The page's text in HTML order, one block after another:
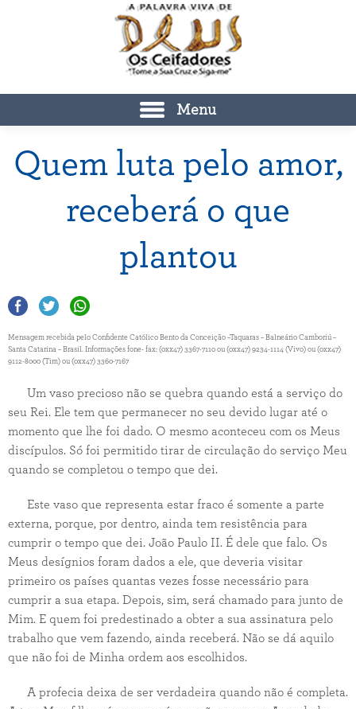
Menu
Quem luta pelo amor,
receberá o que
plantou
Mensagem recebida pelo Confidente Católico Bento da Conceição –Taquaras – Balneário Camboriú –
Santa Catarina – Brasil. Informações fone- fax: (0xx47) 3367-7110 ou (0xx47) 9234-1114 (Vivo) ou (0xx47)
9112-8000 (Tim) ou (0xx47) 3360-7167
Um vaso precioso não se quebra quando está a serviço do
seu Rei. Ele tem que permanecer no seu devido lugar até o
momento que lhe foi dado. O mesmo aconteceu com os Meus
discípulos. Só foi permitido tirar de circulação do serviço Meu
quando se completou o tempo que dei.
Este vaso que representa estar fraco é somente a parte
externa, porque, por dentro, ainda tem resistência para
cumprir o tempo que dei. João Paulo II. É dele que falo. Os
Meus desígnios foram dados a ele, que deveria visitar
primeiro os países quantas vezes fosse necessário para
cumprir a sua etapa. Depois, sim, será chamado para junto de
Mim. E quem foi predestinado a obter a sua assinatura pelo
trabalho que vem fazendo, ainda receberá. Não se dá aquilo
que não foi de Minha ordem aos escolhidos.
A profecia deixa de ser verdadeira quando não é completa.